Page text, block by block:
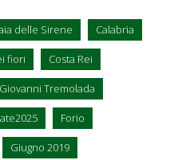
delle Sirene Calabria
fiori Costa Rei
Tremolada
Forio
Giugno 2019